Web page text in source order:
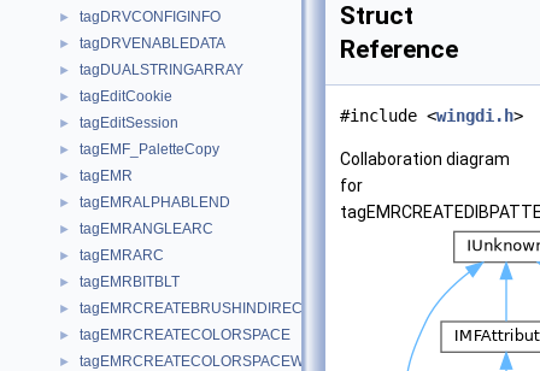
► tagDRVCONFIGINFO
► tagDRVENABLEDATA
► tagDUALSTRINGARRAY
► tagEditCookie
► tagEditSession
► tagEMF_PaletteCopy
► tagEMR
► tagEMRALPHABLEND
► tagEMRANGLEARC
► tagEMRARC
► tagEMRBITBLT
► tagEMRCREATEBRUSHINDIRECT
► tagEMRCREATECOLORSPACE
► tagEMRCREATECOLORSPACEW
Struct
Reference
#include <wingdi.h>
Collaboration diagram
for